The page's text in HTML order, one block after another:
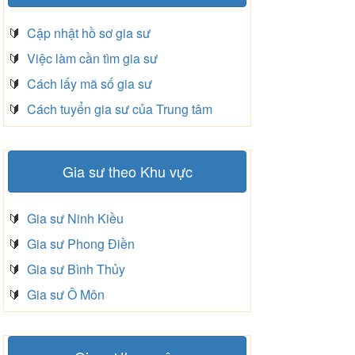
🔰 Cập nhật hồ sơ gia sư
🔰 Việc làm cần tìm gia sư
🔰 Cách lấy mã số gia sư
🔰 Cách tuyển gia sư của Trung tâm
Gia sư theo Khu vực
🔰 Gia sư Ninh Kiều
🔰 Gia sư Phong Điền
🔰 Gia sư Bình Thủy
🔰 Gia sư Ô Môn